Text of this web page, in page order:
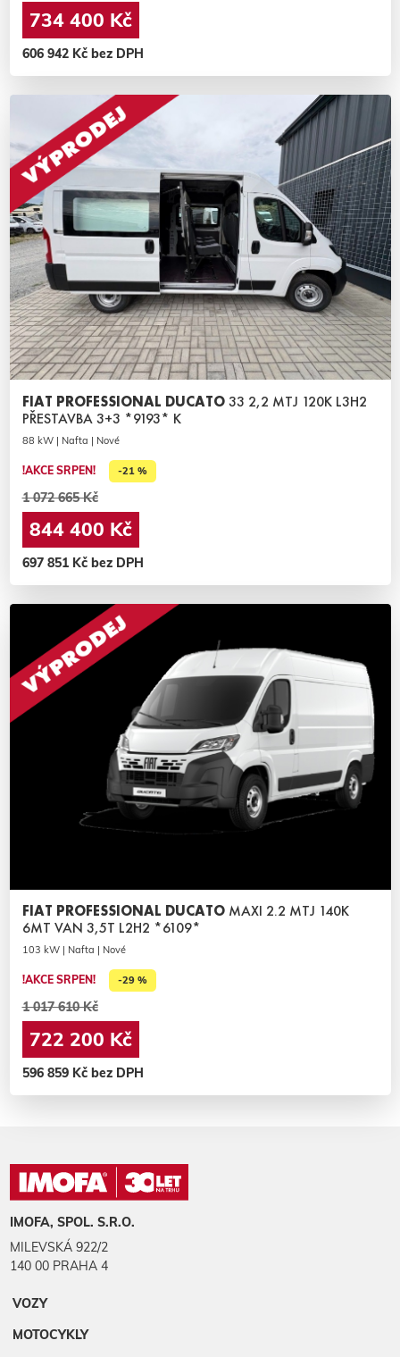
734 400 Kč
606 942 Kč bez DPH
FIAT PROFESSIONAL DUCATO33 2,2 MTJ 120K L3H2
PŘESTAVBA 3+3 *9193* K
88 kW | Nafta | Nové
!AKCE SRPEN! -21 %
1 072 665 Kč
844 400 Kč
697 851 Kč bez DPH
FIAT PROFESSIONAL DUCATO MAXI 2.2 MTJ 140K
6MT VAN 3,5T L2H2 *6109*
103 kW | Nafta | Nové
!AKCE SRPEN! -29 %
1 017 610 Kč
722 200 Kč
596 859 Kč bez DPH
IMOFA, SPOL. S.R.O.
MILEVSKÁ 922/2
140 00 PRAHA 4
VOZY
MOTOCYKLY